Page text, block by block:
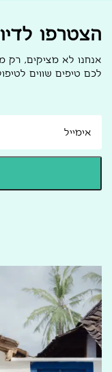
הצטרפו
אנחנו לא מציקים, רק
לכם טיפים שווים